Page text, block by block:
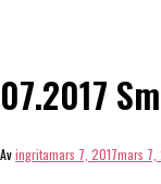
07.2017
Avingritamars 7, 2017mars 7,